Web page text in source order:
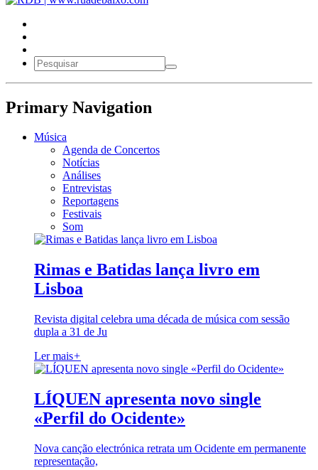
Primary Navigation
Música
Agenda de Concertos
Notícias
Análises
Entrevistas
Reportagens
Festivais
Som
Rimas e Batidas lança livro em
Lisboa
Revista digital celebra uma década de música com sessão
dupla a 31 de Ju
Ler mais+
LÍQUEN apresenta novo single
«Perfil do Ocidente»
Nova canção electrónica retrata um Ocidente em permanente
representação,